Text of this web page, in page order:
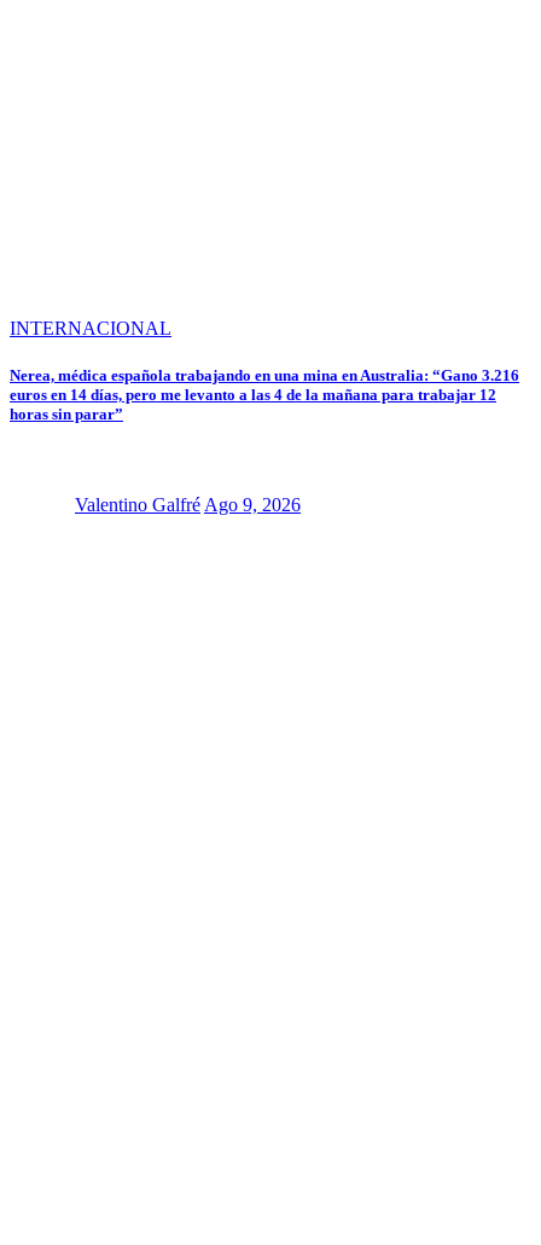
INTERNACIONAL
Nerea, médica española trabajando en una mina en Australia: “Gano 3.216
euros en 14 días, pero me levanto a las 4 de la mañana para trabajar 12
horas sin parar”
Valentino GalfréAgo 9, 2026